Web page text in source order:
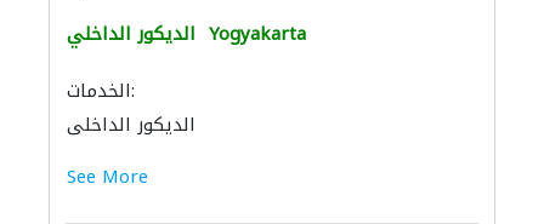
الديكور الداخلي Yogyakarta
الخدمات:
الديكور الداخلي
See More